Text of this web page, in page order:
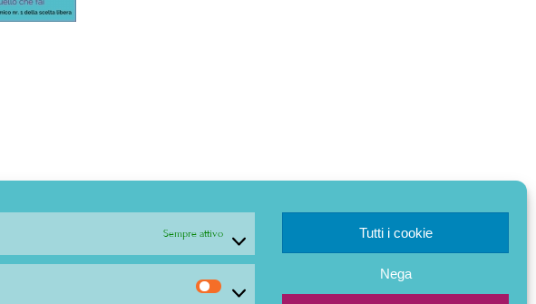
Sempre attivo Tutti i cookie
Nega